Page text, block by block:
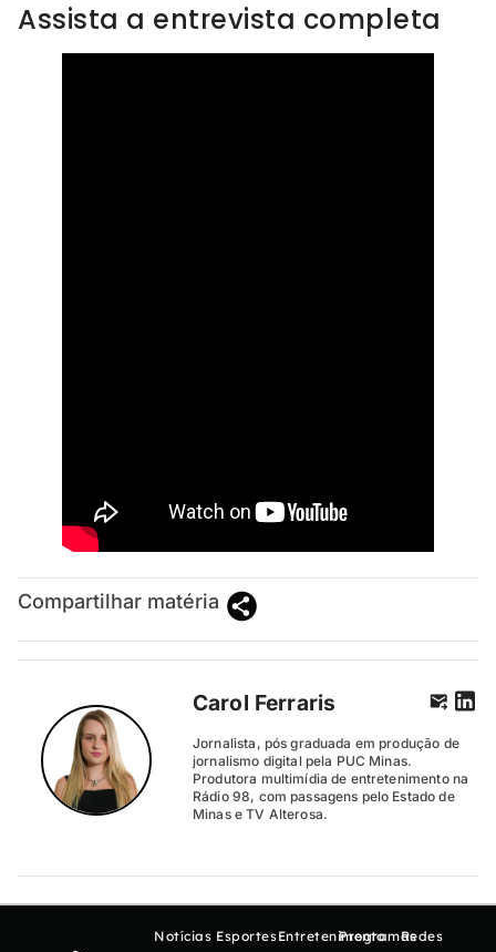
Assista a entrevista completa
Compartilhar matéria
Carol Ferraris
Jornalista, pós graduada em produção de
jornalismo digital pela PUC Minas.
Produtora multimídia de entretenimento na
Rádio 98, com passagens pelo Estado de
Minas e TV Alterosa.
Notícias EsportesEntretenimento
ProgramasRedes